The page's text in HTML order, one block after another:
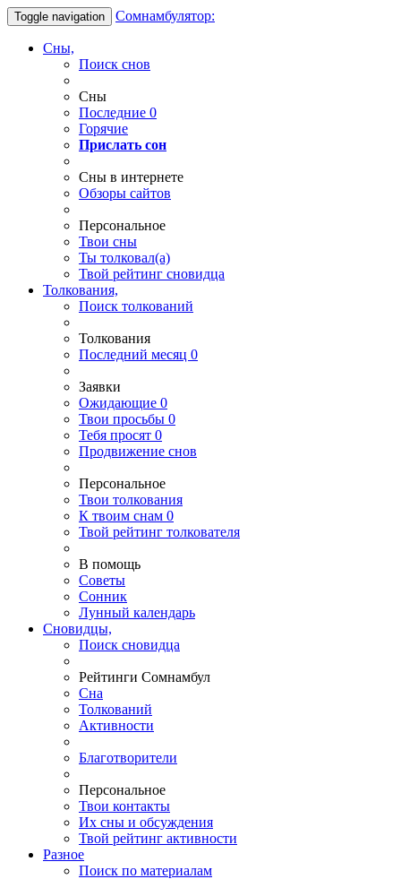
Toggle navigation Сомнамбулятор:
Сны,
Поиск снов
Сны
Последние 0
Горячие
Прислать сон
Сны в интернете
Обзоры сайтов
Персональное
Твои сны
Ты толковал(а)
Твой рейтинг сновидца
Толкования,
Поиск толкований
Толкования
Последний месяц 0
Заявки
Ожидающие 0
Твои просьбы 0
Тебя просят 0
Продвижение снов
Персональное
Твои толкования
К твоим снам 0
Твой рейтинг толкователя
В помощь
Советы
Сонник
Лунный календарь
Сновидцы,
Поиск сновидца
Рейтинги Сомнамбул
Сна
Толкований
Активности
Благотворители
Персональное
Твои контакты
Их сны и обсуждения
Твой рейтинг активности
Разное
Поиск по материалам